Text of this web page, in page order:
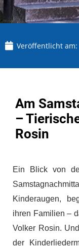
Veröffentlicht am:
Am
–
Rosin
Ein Blick von
Kinderaugen,
ihren Familien –
Volker Rosin.
der